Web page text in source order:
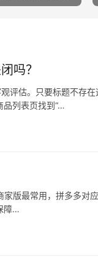
吗？
评估。只要标题不存
品列表页找到“…
版最常用，拼多多对
障…